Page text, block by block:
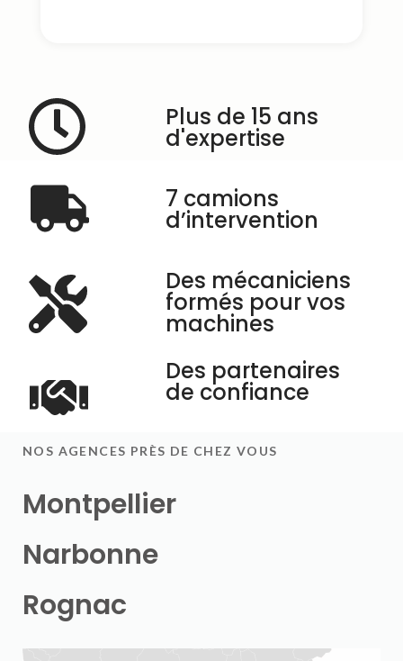
Plus de 15 ans
d'expertise
7 camions
d’intervention
Des mécaniciens
formés pour vos
machines
Des partenaires
de confiance
NOS AGENCES PRÈS DE CHEZ VOUS
Montpellier
Narbonne
Rognac